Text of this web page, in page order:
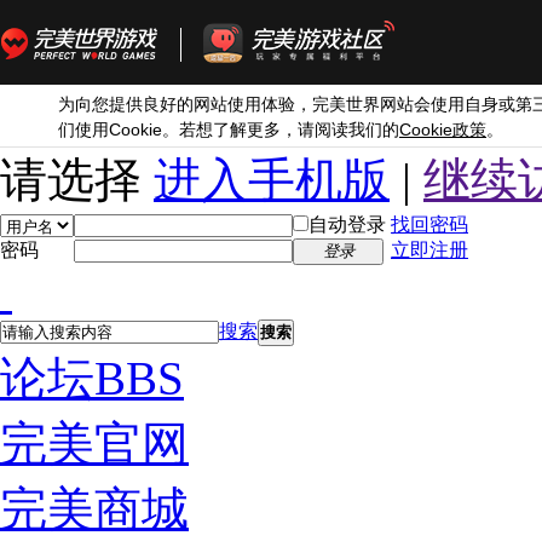
为向您提供良好的网站使用体验，完美世界网站会使用自身或第
们使用Cookie。若想了解更多，请阅读我们的Cookie政策。
请选择 进入手机版 | 继续
自动登录 找回密码
密码
登录 立即注册
搜索 搜索
论坛BBS
完美官网
完美商城